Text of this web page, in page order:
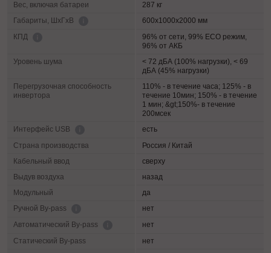
Вес, включая батареи
287 кг
Габариты, ШхГхВ
600х1000х2000 мм
КПД
96% от сети, 99% ECO режим,
96% от АКБ
Уровень шума
< 72 дБА (100% нагрузки), < 69
дБА (45% нагрузки)
Перегрузочная способность
инвертора
110% - в течение часа; 125% - в
течение 10мин; 150% - в течение
1 мин; &gt;150%- в течение
200мсек
Интерфейс USB
есть
Страна производства
Россия / Китай
Кабельный ввод
сверху
Выдув воздуха
назад
Модульный
да
Ручной By-pass
нет
Автоматический By-pass
нет
Статический By-pass
нет